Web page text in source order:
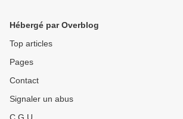
Hébergé par Overblog
Top articles
Pages
Contact
Signaler un abus